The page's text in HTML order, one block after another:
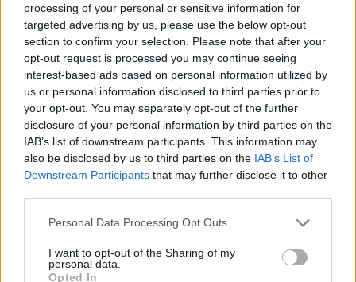
processing of your personal or sensitive information for
targeted advertising by us, please use the below opt-out
section to confirm your selection. Please note that after your
opt-out request is processed you may continue seeing
interest-based ads based on personal information utilized by
us or personal information disclosed to third parties prior to
your opt-out. You may separately opt-out of the further
disclosure of your personal information by third parties on the
IAB’s list of downstream participants. This information may
also be disclosed by us to third parties on the IAB’s List of
Downstream Participants that may further disclose it to other
Please note that this website/app uses one or more Google
not limited to your visit or usage behaviour. You may click to
grant or deny consent to Google and its third-party tags to
Personal Data Processing Opt Outs
I want to opt-out of the Sharing of my
personal data.
Opted In
5. Apártokat csak vállalatok(kis-, közép-, nagy-,
egyszemélyes-, stb. cégek, termelők, multik)
finanszírozhatják. Haszonból termelt költségvetés,
annak tudata, hogy ez évente változhat, és egy kis
"ipari" stílusú számonkérés évvégenként arról, hogy
mire is fordította X és Y párt az éves pénzecskéjét jól
fog jönni mindenkinek.
Ennek a kettéosztásnak van egy óriási előnye.
Különválasztja a vállalati érdekeltséget a választási
esélyektől. Másként kifejezve: igaz ugyan, hogy a
vállalatok a "fizettség" fejében elvárják majd, hogy
az érdekeiket a választott párt képviselje, de ezen
bekerülését nem a vállalatok, hanem a
választópolgároknak kell megtenni. Vagyis egy párt